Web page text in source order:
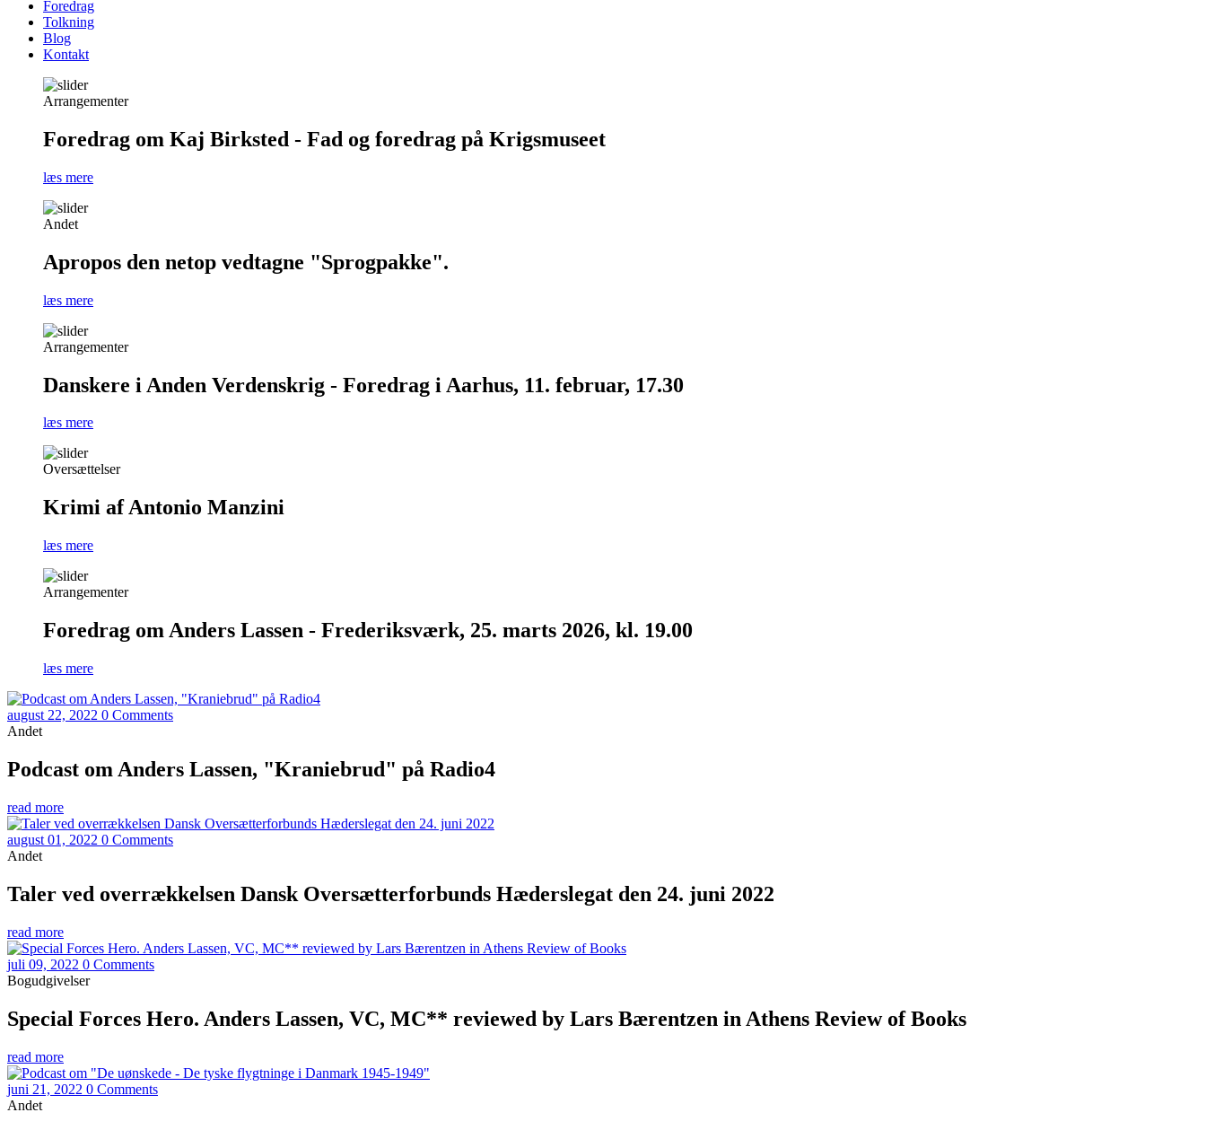
Foredrag
Tolkning
Blog
Kontakt
Arrangementer
Foredrag om Kaj Birksted - Fad og foredrag på Krigsmuseet
læs mere
Andet
Apropos den netop vedtagne "Sprogpakke".
læs mere
Arrangementer
Danskere i Anden Verdenskrig - Foredrag i Aarhus, 11. februar, 17.30
læs mere
Oversættelser
Krimi af Antonio Manzini
læs mere
Arrangementer
Foredrag om Anders Lassen - Frederiksværk, 25. marts 2026, kl. 19.00
læs mere
august 22, 2022 0 Comments
Andet
Podcast om Anders Lassen, "Kraniebrud" på Radio4
read more
august 01, 2022 0 Comments
Andet
Taler ved overrækkelsen Dansk Oversætterforbunds Hæderslegat den 24. juni 2022
read more
juli 09, 2022 0 Comments
Bogudgivelser
Special Forces Hero. Anders Lassen, VC, MC** reviewed by Lars Bærentzen in Athens Review of Books
read more
juni 21, 2022 0 Comments
Andet